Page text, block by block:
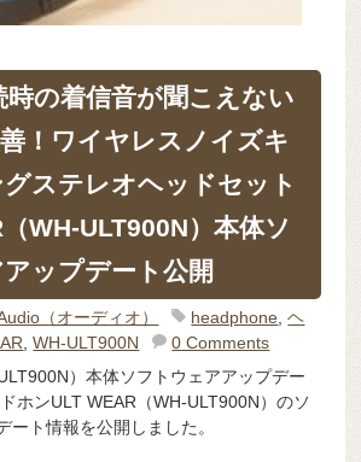
の着信音が聞こえない
！ワイヤレスノイズキ
ステレオヘッドセット
WH-ULT900N）本体ソ
ップデート公開
（オーディオ） headphone,ヘ
,WH-ULT900N
0 Comments
）本体ソフトウェアアップデー
ホンULT WEAR（WH-ULT900N）のソ
ート情報を公開しました。